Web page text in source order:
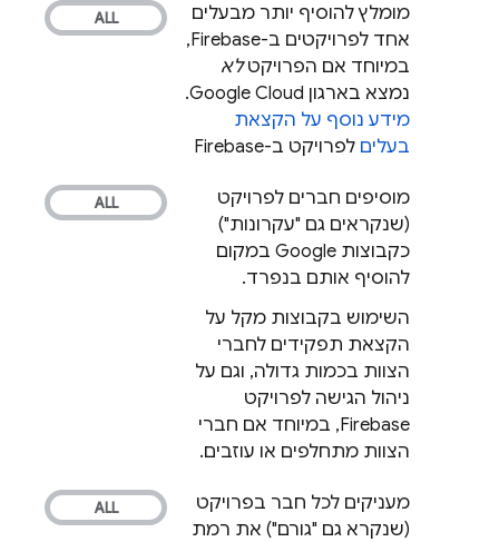
מומלץ להוסיף יותר מבעלים
אחד לפרויקטים ב-Firebase,
במיוחד אם הפרויקטלא
נמצא בארגון Google Cloud
.
מידע נוסף על הקצאת
בעלים לפרויקט ב-Firebase
מוסיפים חברים לפרויקט
(שנקראים גם "עקרונות")
כקבוצות Google במקום
להוסיף אותם בנפרד.
השימוש בקבוצות מקל על
הקצאת תפקידים לחברי
הצוות בכמות גדולה, וגם על
ניהול הגישה לפרויקט
Firebase, במיוחד אם חברי
הצוות מתחלפים או עוזבים.
מעניקים לכל חבר בפרויקט
(שנקרא גם "גורם") את רמת